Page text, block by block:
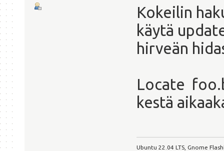
Kokeilin
käytä
hirveän
Locate
kestä
Ubuntu 22.04 LTS, Gnome